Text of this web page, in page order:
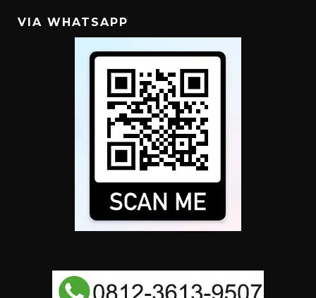
VIA WHATSAPP